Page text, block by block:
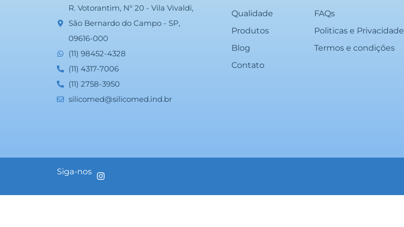
R. Votorantim, N° 20 - Vila Vivaldi,
São Bernardo do Campo - SP,
09616-000
(11) 98452-4328
(11) 4317-7006
(11) 2758-3950
silicomed@silicomed.ind.br
Qualidade
Produtos
Blog
Contato
FAQs
Politicas e Privacidade
Termos e condições
Siga-nos